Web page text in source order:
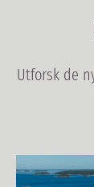
Utforsk de